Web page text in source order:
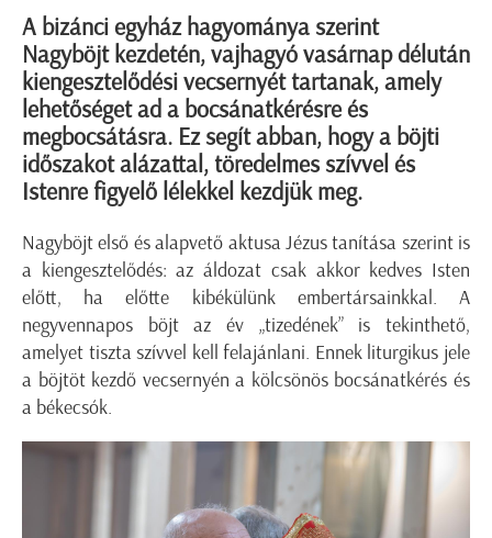
A bizánci egyház hagyománya szerint
Nagyböjt kezdetén, vajhagyó vasárnap délután
kiengesztelődési vecsernyét tartanak, amely
lehetőséget ad a bocsánatkérésre és
megbocsátásra. Ez segít abban, hogy a böjti
időszakot alázattal, töredelmes szívvel és
Istenre figyelő lélekkel kezdjük meg.
Nagyböjt első és alapvető aktusa Jézus tanítása szerint is
a kiengesztelődés: az áldozat csak akkor kedves Isten
előtt, ha előtte kibékülünk embertársainkkal. A
negyvennapos böjt az év „tizedének” is tekinthető,
amelyet tiszta szívvel kell felajánlani. Ennek liturgikus jele
a böjtöt kezdő vecsernyén a kölcsönös bocsánatkérés és
a békecsók.